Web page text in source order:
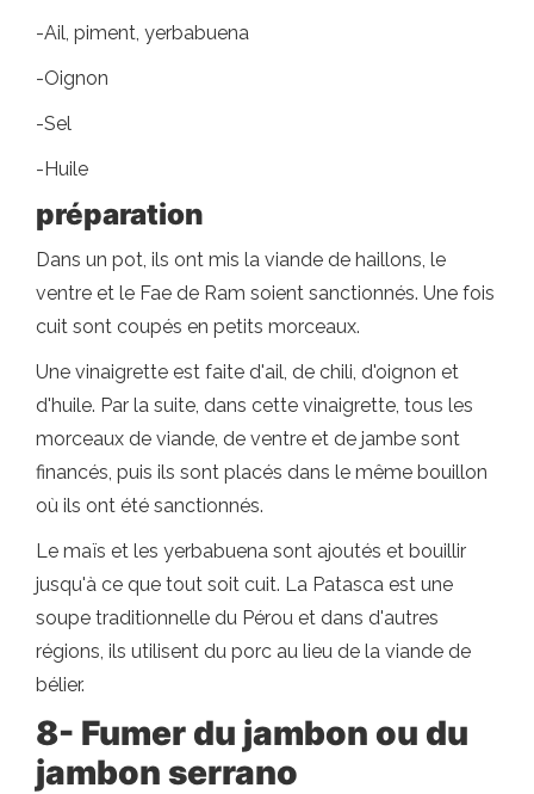
-Ail, piment, yerbabuena
-Oignon
-Sel
-Huile
préparation
Dans un pot, ils ont mis la viande de haillons, le
ventre et le Fae de Ram soient sanctionnés. Une fois
cuit sont coupés en petits morceaux.
Une vinaigrette est faite d'ail, de chili, d'oignon et
d'huile. Par la suite, dans cette vinaigrette, tous les
morceaux de viande, de ventre et de jambe sont
financés, puis ils sont placés dans le même bouillon
où ils ont été sanctionnés.
Le maïs et les yerbabuena sont ajoutés et bouillir
jusqu'à ce que tout soit cuit. La Patasca est une
soupe traditionnelle du Pérou et dans d'autres
régions, ils utilisent du porc au lieu de la viande de
bélier.
8- Fumer du jambon ou du
jambon serrano